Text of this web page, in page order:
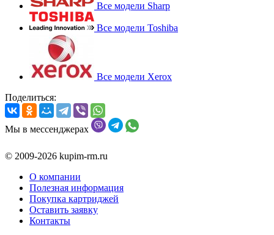
Все модели Sharp
Все модели Toshiba
Все модели Xerox
Поделиться:
Мы в мессенджерах
© 2009-2026 kupim-rm.ru
О компании
Полезная информация
Покупка картриджей
Оставить заявку
Контакты